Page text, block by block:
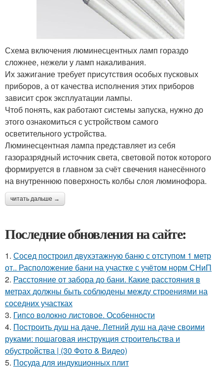
Схема включения люминесцентных ламп гораздо
сложнее, нежели у ламп накаливания.
Их зажигание требует присутствия особых пусковых
приборов, а от качества исполнения этих приборов
зависит срок эксплуатации лампы.
Чтоб понять, как работают системы запуска, нужно до
этого ознакомиться с устройством самого
осветительного устройства.
Люминесцентная лампа представляет из себя
газоразрядный источник света, световой поток которого
формируется в главном за счёт свечения нанесённого
на внутреннюю поверхность колбы слоя люминофора.
читать дальше →
Последние обновления на сайте:
1. Сосед построил двухэтажную баню с отступом 1 метр
от.. Расположение бани на участке с учётом норм СНиП
2. Расстояние от забора до бани. Какие расстояния в
метрах должны быть соблюдены между строениями на
соседних участках
3. Гипсо волокно листовое. Особенности
4. Построить душ на даче. Летний душ на даче своими
руками: пошаговая инструкция строительства и
обустройства | (30 Фото & Видео)
5. Посуда для индукционных плит